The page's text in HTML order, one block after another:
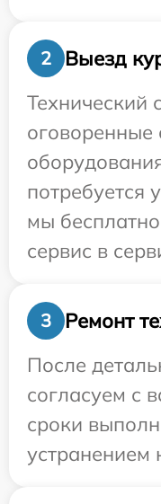
2
Выезд
Технический
оговоренные
потребуется
мы
сервис в
3
Ремонт
После
согласуем с
сроки
устранением